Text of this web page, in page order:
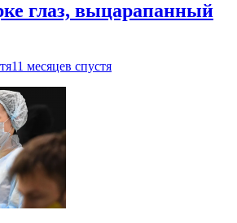
глаз, выцарапанный
11 месяцев спустя